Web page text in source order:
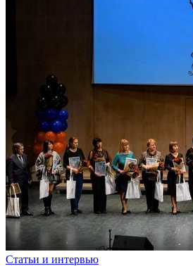
Статьи и интервью